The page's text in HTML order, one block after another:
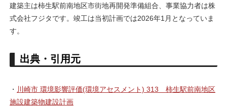
建築主は柿生駅前南地区市街地再開発準備組合、事業協力者は株
式会社フジタです。竣工は当初計画では2026年1月となっていま
す。
出典・引用元
・ 川崎市 環境影響評価(環境アセスメント) 313 柿生駅前南地区
施設建築物建設計画